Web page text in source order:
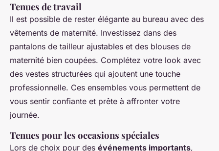
Tenues de travail
Il est possible de rester élégante au bureau avec des
vêtements de maternité. Investissez dans des
pantalons de tailleur ajustables et des blouses de
maternité bien coupées. Complétez votre look avec
des vestes structurées qui ajoutent une touche
professionnelle. Ces ensembles vous permettent de
vous sentir confiante et prête à affronter votre
journée.
Tenues pour les occasions spéciales
Lors de choix pour des événements importants,